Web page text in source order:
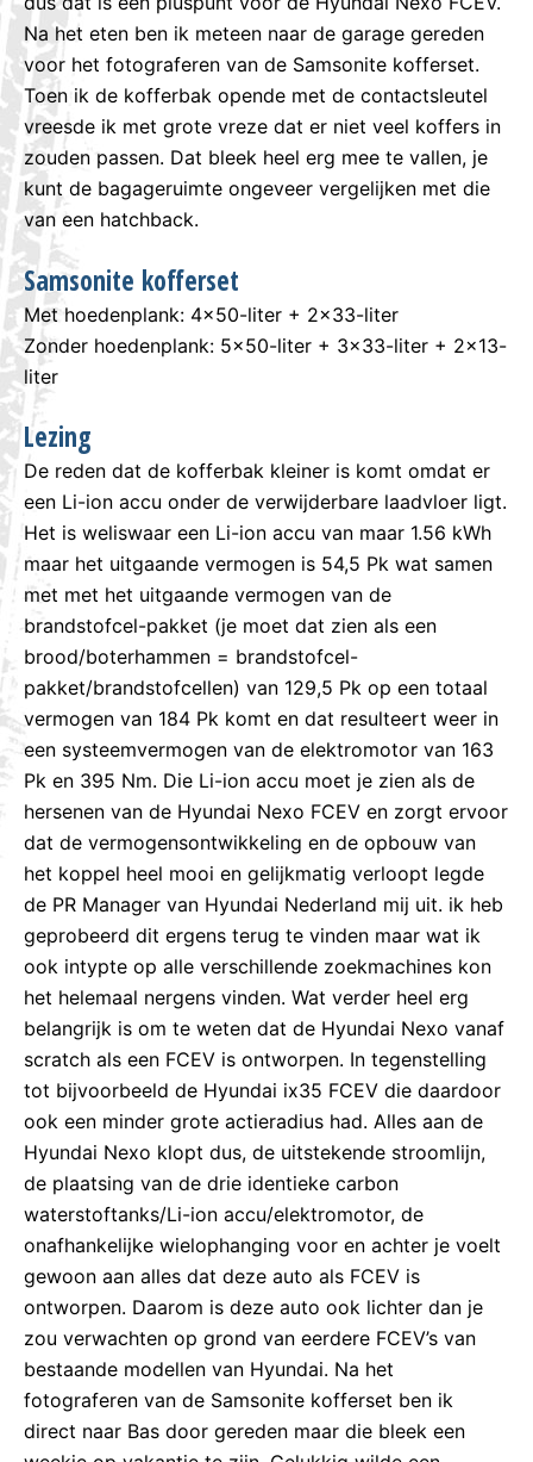
Na het eten ben ik meteen naar de garage gereden
voor het fotograferen van de Samsonite kofferset.
Toen ik de kofferbak opende met de contactsleutel
vreesde ik met grote vreze dat er niet veel koffers in
zouden passen. Dat bleek heel erg mee te vallen, je
kunt de bagageruimte ongeveer vergelijken met die
van een hatchback.
Samsonite kofferset
Met hoedenplank: 4×50-liter + 2×33-liter
Zonder hoedenplank: 5×50-liter + 3×33-liter + 2×13-
liter
Lezing
De reden dat de kofferbak kleiner is komt omdat er
een Li-ion accu onder de verwijderbare laadvloer ligt.
Het is weliswaar een Li-ion accu van maar 1.56 kWh
maar het uitgaande vermogen is 54,5 Pk wat samen
met met het uitgaande vermogen van de
brandstofcel-pakket (je moet dat zien als een
brood/boterhammen = brandstofcel-
pakket/brandstofcellen) van 129,5 Pk op een totaal
vermogen van 184 Pk komt en dat resulteert weer in
een systeemvermogen van de elektromotor van 163
Pk en 395 Nm. Die Li-ion accu moet je zien als de
hersenen van de Hyundai Nexo FCEV en zorgt ervoor
dat de vermogensontwikkeling en de opbouw van
het koppel heel mooi en gelijkmatig verloopt legde
de PR Manager van Hyundai Nederland mij uit. ik heb
geprobeerd dit ergens terug te vinden maar wat ik
ook intypte op alle verschillende zoekmachines kon
het helemaal nergens vinden. Wat verder heel erg
belangrijk is om te weten dat de Hyundai Nexo vanaf
scratch als een FCEV is ontworpen. In tegenstelling
tot bijvoorbeeld de Hyundai ix35 FCEV die daardoor
ook een minder grote actieradius had. Alles aan de
Hyundai Nexo klopt dus, de uitstekende stroomlijn,
de plaatsing van de drie identieke carbon
waterstoftanks/Li-ion accu/elektromotor, de
onafhankelijke wielophanging voor en achter je voelt
gewoon aan alles dat deze auto als FCEV is
ontworpen. Daarom is deze auto ook lichter dan je
zou verwachten op grond van eerdere FCEV’s van
bestaande modellen van Hyundai. Na het
fotograferen van de Samsonite kofferset ben ik
direct naar Bas door gereden maar die bleek een